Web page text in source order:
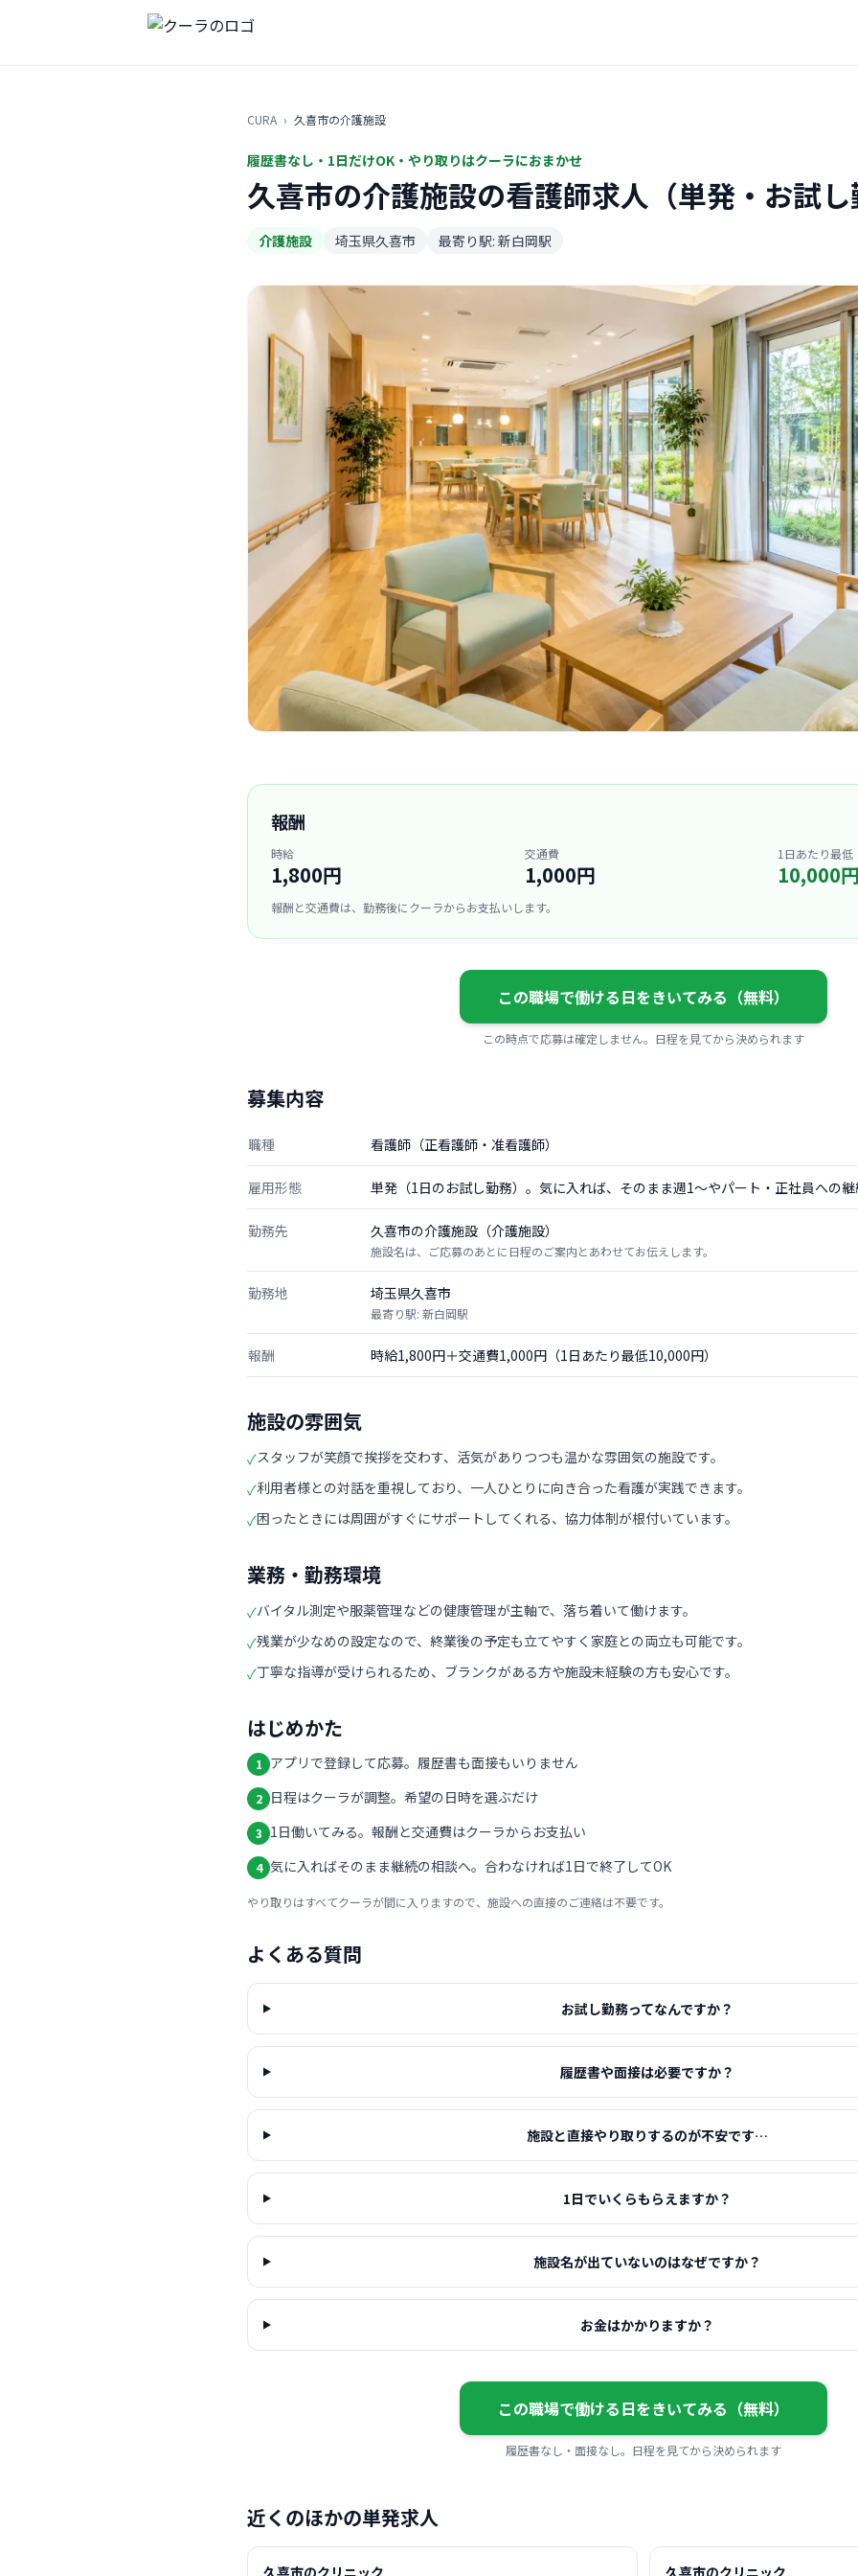
CURA › 久喜市の介護施設
履歴書なし・1日だけOK・やり取りはクーラにおまかせ
久喜市の介護施設の看護師求人（単発・お試し
介護施設 埼玉県久喜市 最寄り駅: 新白岡駅
報酬
時給
1,800円
交通費
1,000円
1日あたり最低
10,000円
報酬と交通費は、勤務後にクーラからお支払いします。
この職場で働ける日をきいてみる（無料）
この時点で応募は確定しません。日程を見てから決められます
募集内容
職種 看護師（正看護師・准看護師）
雇用形態 単発（1日のお試し勤務）。気に入れば、そのまま週1〜やパート・正社員への継
勤務先 久喜市の介護施設（介護施設）
施設名は、ご応募のあとに日程のご案内とあわせてお伝えします。
勤務地 埼玉県久喜市
最寄り駅: 新白岡駅
報酬 時給1,800円＋交通費1,000円（1日あたり最低10,000円）
施設の雰囲気
✓スタッフが笑顔で挨拶を交わす、活気がありつつも温かな雰囲気の施設です。
✓利用者様との対話を重視しており、一人ひとりに向き合った看護が実践できます。
✓困ったときには周囲がすぐにサポートしてくれる、協力体制が根付いています。
業務・勤務環境
✓バイタル測定や服薬管理などの健康管理が主軸で、落ち着いて働けます。
✓残業が少なめの設定なので、終業後の予定も立てやすく家庭との両立も可能です。
✓丁寧な指導が受けられるため、ブランクがある方や施設未経験の方も安心です。
はじめかた
1 アプリで登録して応募。履歴書も面接もいりません
2 日程はクーラが調整。希望の日時を選ぶだけ
3 1日働いてみる。報酬と交通費はクーラからお支払い
4 気に入ればそのまま継続の相談へ。合わなければ1日で終了してOK
やり取りはすべてクーラが間に入りますので、施設への直接のご連絡は不要です。
よくある質問
お試し勤務ってなんですか？
履歴書や面接は必要ですか？
施設と直接やり取りするのが不安です…
1日でいくらもらえますか？
施設名が出ていないのはなぜですか？
お金はかかりますか？
この職場で働ける日をきいてみる（無料）
履歴書なし・面接なし。日程を見てから決められます
近くのほかの単発求人